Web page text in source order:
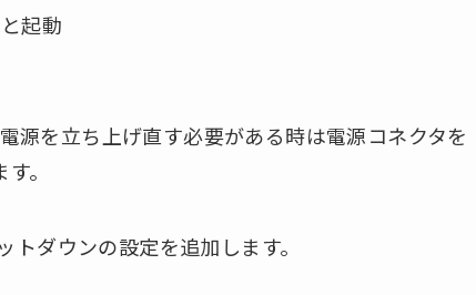
起動
源を立ち上げ直す必要がある時は電源コネクタを
。
ダウンの設定を追加します。